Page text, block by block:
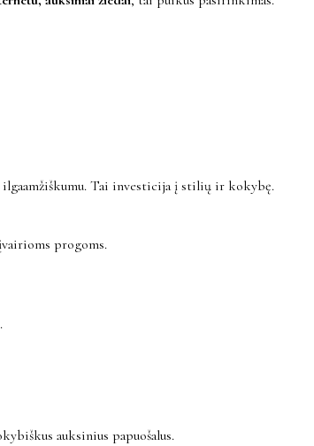
ilgaamžiškumu. Tai investicija į stilių ir kokybę.
progoms.
auksinius papuošalus.